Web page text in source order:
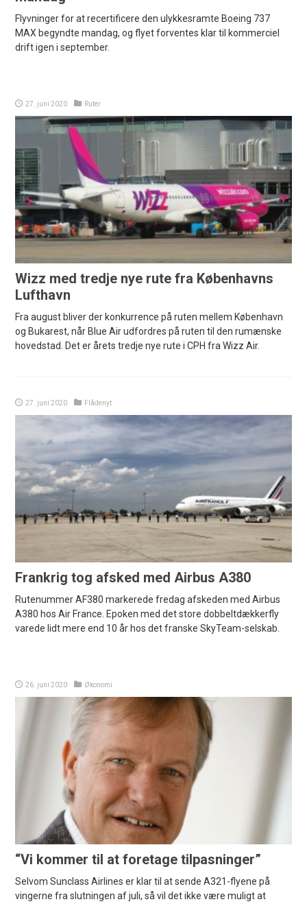
Flyvninger for at recertificere den ulykkesramte Boeing 737
MAX begyndte mandag, og flyet forventes klar til kommerciel
drift igen i september.
27. juni 2020 Ruter
Wizz med tredje nye rute fra Københavns
Lufthavn
Fra august bliver der konkurrence på ruten mellem København
og Bukarest, når Blue Air udfordres på ruten til den rumænske
hovedstad. Det er årets tredje nye rute i CPH fra Wizz Air.
27. juni 2020 Flådenyt
Frankrig tog afsked med Airbus A380
Rutenummer AF380 markerede fredag afskeden med Airbus
A380 hos Air France. Epoken med det store dobbeltdækkerfly
varede lidt mere end 10 år hos det franske SkyTeam-selskab.
26. juni 2020 Økonomi
“Vi kommer til at foretage tilpasninger”
Selvom Sunclass Airlines er klar til at sende A321-flyene på
vingerne fra slutningen af juli, så vil det ikke være muligt at